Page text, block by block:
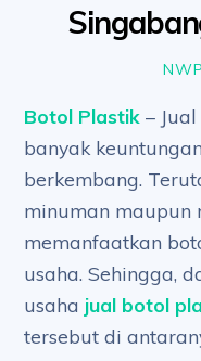
Botol Plastik –
banyak
berkembang.
minuman maupun
memanfaatkan
usaha. Sehingga,
usaha jual botol
tersebut di